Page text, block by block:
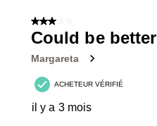
sur
avis.
3 sur 5 étoiles.
Could be better
Margareta
ACHETEUR VÉRIFIÉ
il y a 3 mois